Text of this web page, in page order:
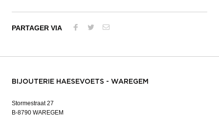
PARTAGER VIA
BIJOUTERIE HAESEVOETS - WAREGEM
Stormestraat 27
B-8790 WAREGEM